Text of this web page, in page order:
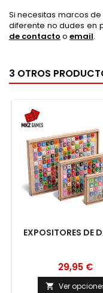
Si necesitas marcos
diferente no dudes en
de contacto o email.
3 OTROS
EXPOSITORES DE
29,95 €
 Ver